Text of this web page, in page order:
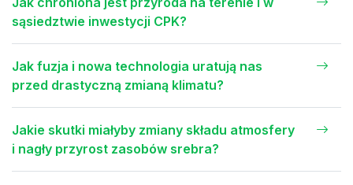
sąsiedztwie inwestycji CPK?
Jak fuzja i nowa technologia uratują nas
przed drastyczną zmianą klimatu?
Jakie skutki miałyby zmiany składu atmosfery
i nagły przyrost zasobów srebra?